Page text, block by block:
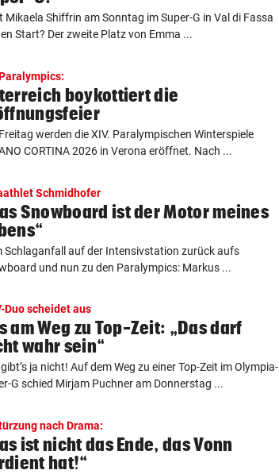
Mikaela Shiffrin am Sonntag im Super-G in Val di Fassa
Start? Der zweite Platz von Emma ...
boykottiert die
werden die XIV. Paralympischen Winterspiele
CORTINA 2026 in Verona eröffnet. Nach ...
Schmidhofer
Snowboard ist der Motor meines
Schlaganfall auf der Intensivstation zurück aufs
und nun zu den Paralympics: Markus ...
Duo scheidet aus
am Weg zu Top-Zeit: „Das darf
wahr sein“
ja nicht! Auf dem Weg zu einer Top-Zeit im Olympia-
G schied Mirjam Puchner am Donnerstag ...
nach Drama:
ist nicht das Ende, das Vonn
hat!“